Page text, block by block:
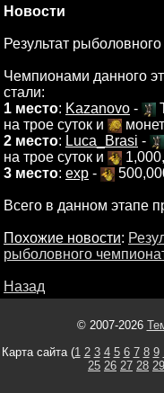
Новости
Результат
Чемпионами данного
стали:
1 место: Kazanovo -
на трое суток и
2 место: Luca_Brasi -
на трое суток и
3 место: exp -
Всего в данном этапе
Похожие новости:
рыболовного
Назад
© 2007-2026
Карта сайта (1 2 3 4 5 6 7 8 9
25 26 27 28 29